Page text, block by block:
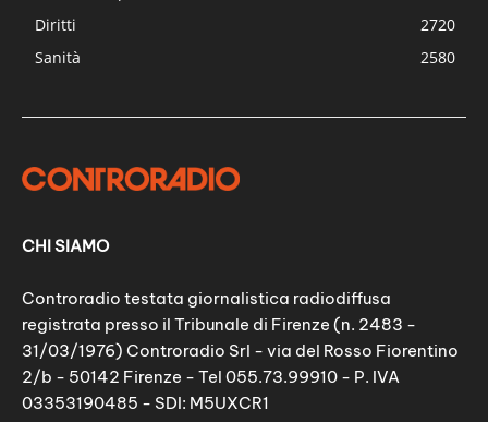
Diritti
2720
Sanità
2580
CHI SIAMO
Controradio testata giornalistica radiodiffusa
registrata presso il Tribunale di Firenze (n. 2483 -
31/03/1976) Controradio Srl - via del Rosso Fiorentino
2/b - 50142 Firenze - Tel 055.73.99910 - P. IVA
03353190485 - SDI: M5UXCR1